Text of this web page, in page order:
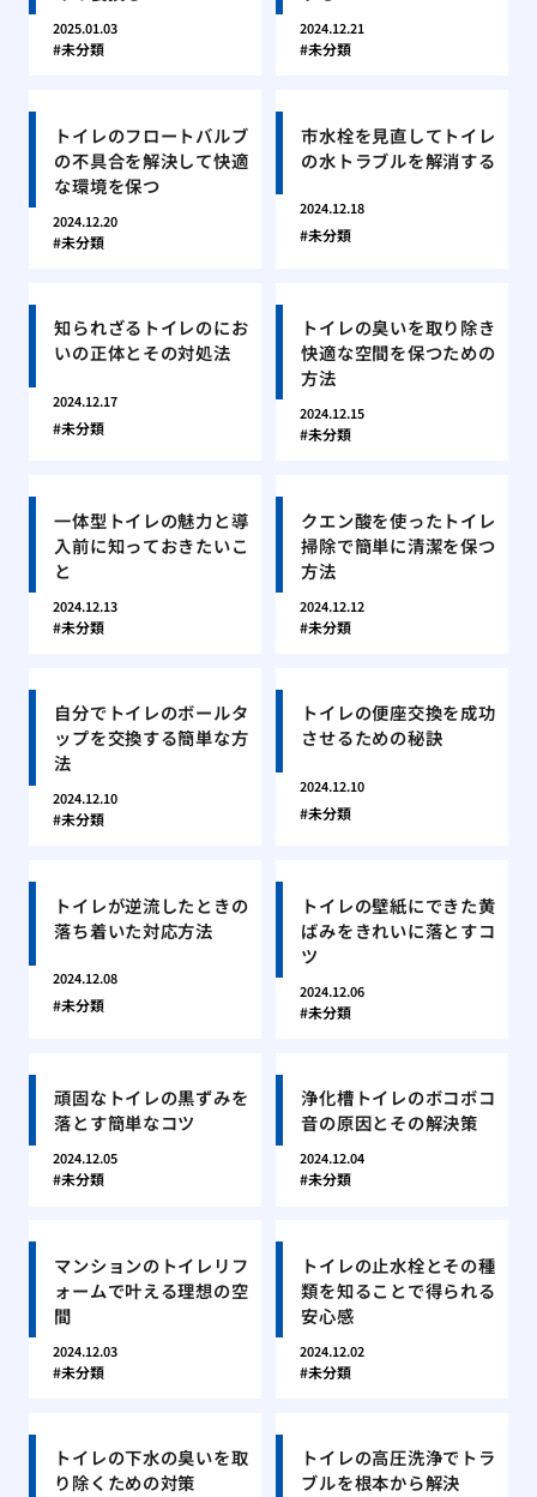
2025.01.03
未分類
2024.12.21
未分類
トイレのフロートバルブ
の不具合を解決して快適
な環境を保つ
2024.12.20
未分類
市水栓を見直してトイレ
の水トラブルを解消する
2024.12.18
未分類
知られざるトイレのにお
いの正体とその対処法
2024.12.17
未分類
トイレの臭いを取り除き
快適な空間を保つための
方法
2024.12.15
未分類
一体型トイレの魅力と導
入前に知っておきたいこ
と
2024.12.13
未分類
クエン酸を使ったトイレ
掃除で簡単に清潔を保つ
方法
2024.12.12
未分類
自分でトイレのボールタ
ップを交換する簡単な方
法
2024.12.10
未分類
トイレの便座交換を成功
させるための秘訣
2024.12.10
未分類
トイレが逆流したときの
落ち着いた対応方法
2024.12.08
未分類
トイレの壁紙にできた黄
ばみをきれいに落とすコ
ツ
2024.12.06
未分類
頑固なトイレの黒ずみを
落とす簡単なコツ
2024.12.05
未分類
浄化槽トイレのボコボコ
音の原因とその解決策
2024.12.04
未分類
マンションのトイレリフ
ォームで叶える理想の空
間
2024.12.03
未分類
トイレの止水栓とその種
類を知ることで得られる
安心感
2024.12.02
未分類
トイレの下水の臭いを取
り除くための対策
トイレの高圧洗浄でトラ
ブルを根本から解決